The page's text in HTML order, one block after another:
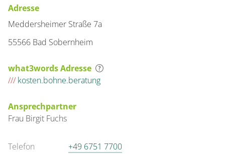
Adresse
Meddersheimer Straße 7a
55566 Bad Sobernheim
what3words Adresse
/// kosten.bohne.beratung
Ansprechpartner
Frau Birgit Fuchs
Telefon
+49 6751 7700